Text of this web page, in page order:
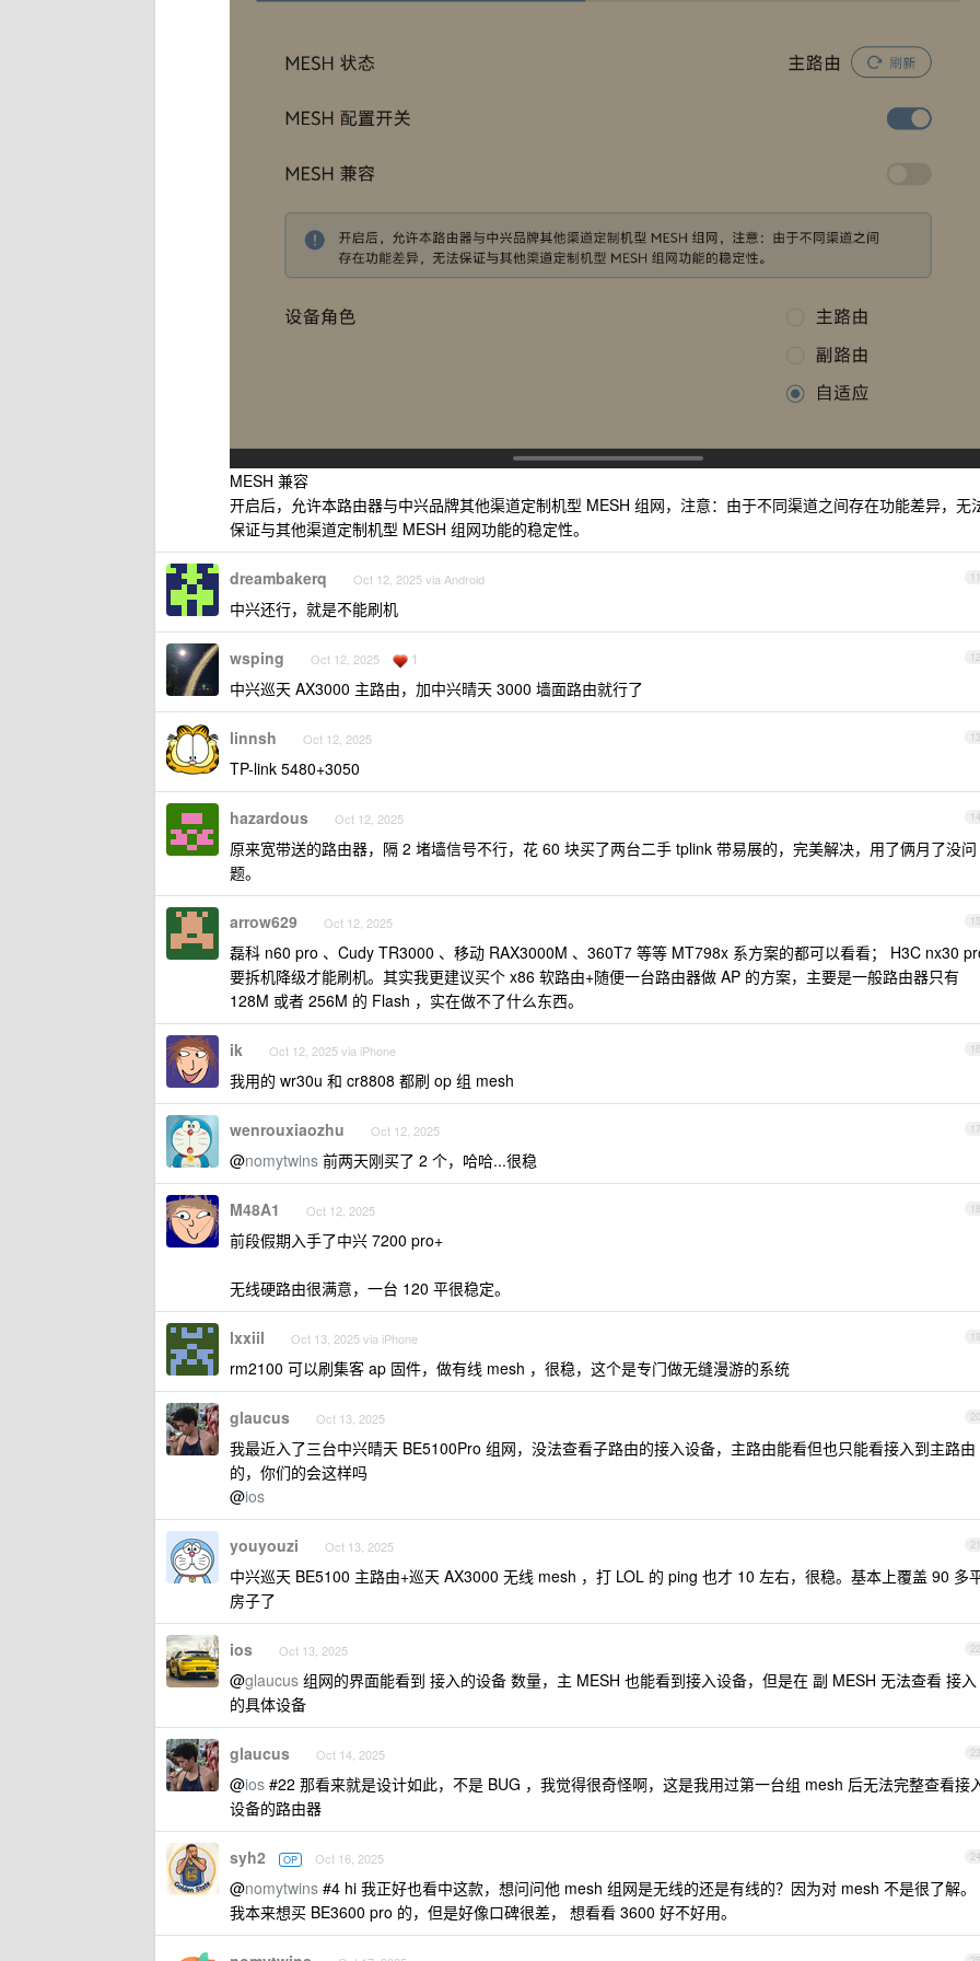
MESH 兼容
开启后，允许本路由器与中兴品牌其他渠道定制机型 MESH 组网，注意：由于不同渠道之间存在功能差异，无
保证与其他渠道定制机型 MESH 组网功能的稳定性。
11
dreambakerq Oct 12, 2025 via Android
中兴还行，就是不能刷机
12
wsping Oct 12, 2025 1
中兴巡天 AX3000 主路由，加中兴晴天 3000 墙面路由就行了
13
linnsh Oct 12, 2025
TP-link 5480+3050
14
hazardous Oct 12, 2025
原来宽带送的路由器，隔 2 堵墙信号不行，花 60 块买了两台二手 tplink 带易展的，完美解决，用了俩月了没问
题。
15
arrow629 Oct 12, 2025
磊科 n60 pro 、Cudy TR3000 、移动 RAX3000M 、360T7 等等 MT798x 系方案的都可以看看； H3C nx30
要拆机降级才能刷机。其实我更建议买个 x86 软路由+随便一台路由器做 AP 的方案，主要是一般路由器只有
128M 或者 256M 的 Flash ，实在做不了什么东西。
16
ik Oct 12, 2025 via iPhone
我用的 wr30u 和 cr8808 都刷 op 组 mesh
17
wenrouxiaozhu Oct 12, 2025
@nomytwins 前两天刚买了 2 个，哈哈...很稳
18
M48A1 Oct 12, 2025
前段假期入手了中兴 7200 pro+
无线硬路由很满意，一台 120 平很稳定。
19
lxxiil Oct 13, 2025 via iPhone
rm2100 可以刷集客 ap 固件，做有线 mesh ，很稳，这个是专门做无缝漫游的系统
20
glaucus Oct 13, 2025
我最近入了三台中兴晴天 BE5100Pro 组网，没法查看子路由的接入设备，主路由能看但也只能看接入到主路由
的，你们的会这样吗
@ios
21
youyouzi Oct 13, 2025
中兴巡天 BE5100 主路由+巡天 AX3000 无线 mesh ，打 LOL 的 ping 也才 10 左右，很稳。基本上覆盖 90 多
房子了
22
ios Oct 13, 2025
@glaucus 组网的界面能看到 接入的设备 数量，主 MESH 也能看到接入设备，但是在 副 MESH 无法查看 接入
的具体设备
23
glaucus Oct 14, 2025
@ios #22 那看来就是设计如此，不是 BUG ，我觉得很奇怪啊，这是我用过第一台组 mesh 后无法完整查看接
设备的路由器
24
syh2 OP Oct 16, 2025
@nomytwins #4 hi 我正好也看中这款，想问问他 mesh 组网是无线的还是有线的？因为对 mesh 不是很了解。
我本来想买 BE3600 pro 的，但是好像口碑很差， 想看看 3600 好不好用。